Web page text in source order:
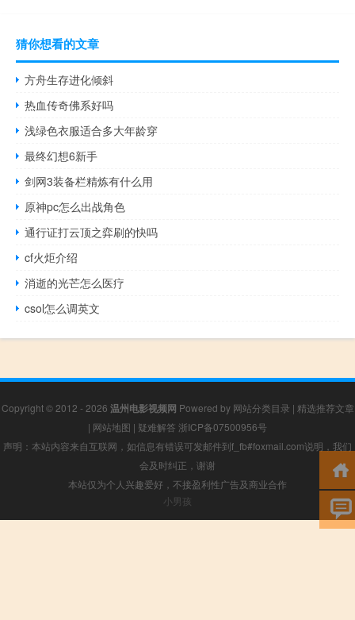
猜你想看的文章
方舟生存进化倾斜
热血传奇佛系好吗
浅绿色衣服适合多大年龄穿
最终幻想6新手
剑网3装备栏精炼有什么用
原神pc怎么出战角色
通行证打云顶之弈刷的快吗
cf火炬介绍
消逝的光芒怎么医疗
csol怎么调英文
Copyright © 2012 - 2026 温州电影视频网 Powered by 网站分类目录 | 精选推荐文章
| 网站地图 | 疑难解答 浙ICP备07500956号
声明：本站内容来自互联网，如信息有错误可发邮件到f_fb#foxmail.com说明，我们
会及时纠正，谢谢
本站仅为个人兴趣爱好，不接盈利性广告及商业合作
小男孩